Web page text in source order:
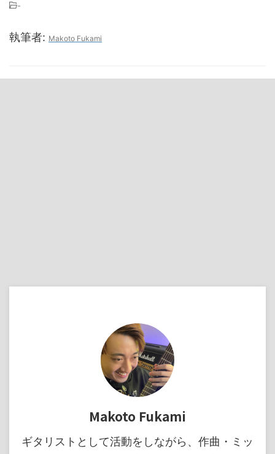
-
執筆者: Makoto Fukami
Makoto Fukami
ギタリストとして活動をしながら、作曲・ミッ